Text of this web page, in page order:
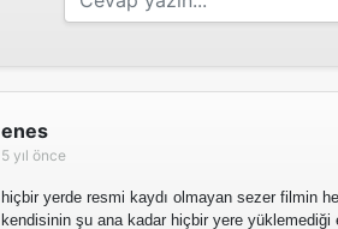
enes
5 yıl önce
hiçbir yerde resmi kaydı olmayan sezer filmin
kendisinin şu ana kadar hiçbir yere yüklemediği